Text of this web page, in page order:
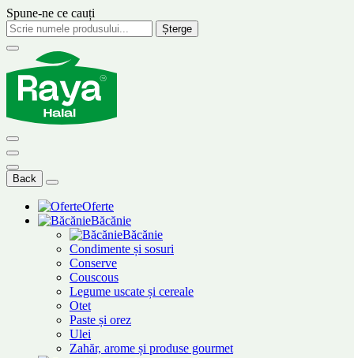
Spune-ne ce cauți
Șterge
Back
Oferte
Băcănie
Băcănie
Condimente și sosuri
Conserve
Couscous
Legume uscate și cereale
Otet
Paste și orez
Ulei
Zahăr, arome și produse gourmet